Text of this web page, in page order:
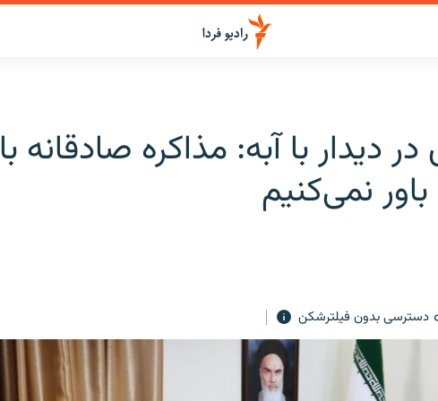
دیدار با آبه: مذاکره صادقانه با
باور نمی‌کنیم
دسترسی بدون فیلترشکن